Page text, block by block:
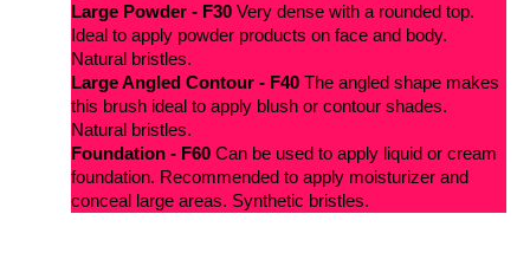
Large Powder - F30 Very dense with a rounded top.
Ideal to apply powder products on face and body.
Natural bristles.
Large Angled Contour - F40 The angled shape makes
this brush ideal to apply blush or contour shades.
Natural bristles.
Foundation - F60 Can be used to apply liquid or cream
foundation. Recommended to apply moisturizer and
conceal large areas. Synthetic bristles.